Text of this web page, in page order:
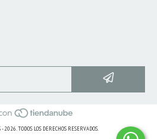
2026. TODOS LOS DERECHOS RESERVADOS.